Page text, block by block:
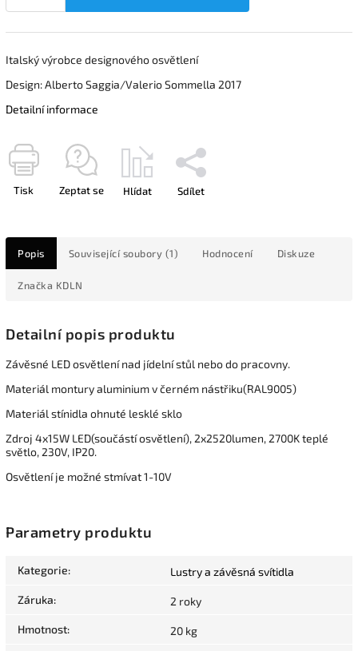
Italský výrobce designového osvětlení
Design: Alberto Saggia/Valerio Sommella 2017
Detailní informace
Tisk Zeptat se Hlídat Sdílet
Popis Související soubory (1) Hodnocení Diskuze
Značka KDLN
Detailní popis produktu
Závěsné LED osvětlení nad jídelní stůl nebo do pracovny.
Materiál montury aluminium v černém nástřiku(RAL9005)
Materiál stínidla ohnuté lesklé sklo
Zdroj 4x15W LED(součástí osvětlení), 2x2520lumen, 2700K teplé
světlo, 230V, IP20.
Osvětlení je možné stmívat 1-10V
Parametry produktu
Kategorie: Lustry a závěsná svítidla
Záruka: 2 roky
Hmotnost: 20 kg